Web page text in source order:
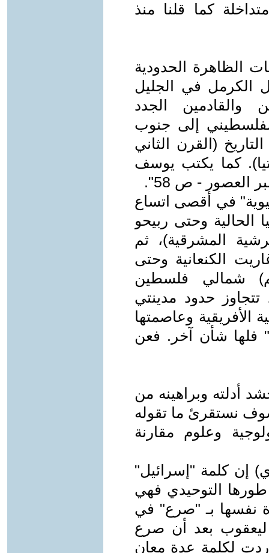
كما قلنا منذ
الظاهرة الحدودية
الكرمل في الجليل
والقادمين الجدد
إلى جنوب
(القرن الثاني
كما يكتب يوسف
- ص 58".
في أقصى اتساع
الحالية وحتى ربيحو
المشرقية)، ثم
الكنعانية وحتى
شمالي فلسطين
حدود مدينتي
الأفريقية وعاصمتها
فلها شأن آخر. فعن
أدلته وبراهينه من
نستقرئ ما تقوله
وعلوم مقارنة
إن كلمة "إسرائيل"
طورها التوحيدي فهي
نفسها بـ "صرع" في
ليعقوب بعد أن صرع
(تك 32:28). كما وردت لكلمة عدة معانٍ